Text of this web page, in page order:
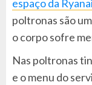
espaço da
poltronas são
o corpo sofre
Nas poltronas
e o menu do